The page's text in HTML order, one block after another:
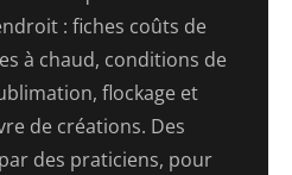
: fiches coûts de
à chaud, conditions de
flockage et
de créations. Des
des praticiens, pour